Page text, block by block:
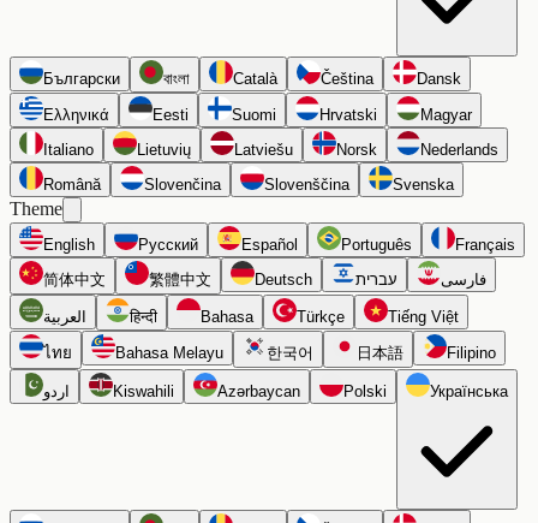
Български বাংলা Català Čeština
Dansk
Ελληνικά
Eesti Suomi Hrvatski
Magyar
Italiano
Lietuvių Latviešu Norsk
Nederlands
Română
Slovenčina Slovenščina Svenska
Theme
English Русский Español Português
Français
简体中文
繁體中文 Deutsch עברית فارسی
العربية हिन्दी Bahasa Türkçe
Tiếng Việt
ไทย
Bahasa Melayu 한국어 日本語 Filipino
اردو Kiswahili Azərbaycan Polski Українська